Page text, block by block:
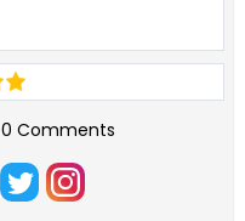
0 Comments